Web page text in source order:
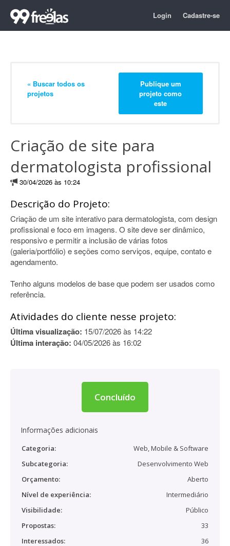
Login Cadastre-se
« Buscar todos os
projetos
Publique um
projeto como
este
Criação de site para
dermatologista profissional
30/04/2026 às 10:24
Descrição do Projeto:
Criação de um site interativo para dermatologista, com design
profissional e foco em imagens. O site deve ser dinâmico,
responsivo e permitir a inclusão de várias fotos
(galeria/portfólio) e seções como serviços, equipe, contato e
agendamento.
Tenho alguns modelos de base que podem ser usados como
referência.
Atividades do cliente nesse projeto:
Última visualização: 15/07/2026 às 14:22
Última interação: 04/05/2026 às 16:02
Concluído
Informações adicionais
Categoria:
Web, Mobile & Software
Subcategoria:
Desenvolvimento Web
Orçamento:
Aberto
Nível de experiência:
Intermediário
Visibilidade:
Público
Propostas:
33
Interessados:
36